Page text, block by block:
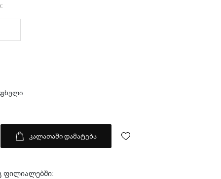
კალათაში დამატება
ფილიალებში: